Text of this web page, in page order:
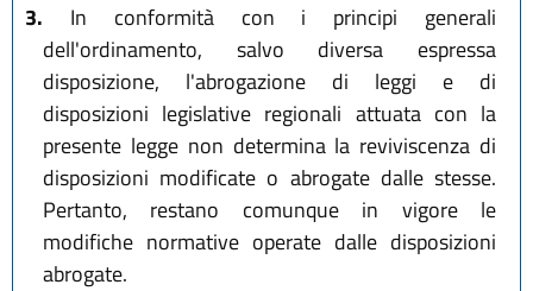
3. In conformità con i principi generali
dell'ordinamento, salvo diversa espressa
disposizione, l'abrogazione di leggi e di
disposizioni legislative regionali attuata con la
presente legge non determina la reviviscenza di
disposizioni modificate o abrogate dalle stesse.
Pertanto, restano comunque in vigore le
modifiche normative operate dalle disposizioni
abrogate.